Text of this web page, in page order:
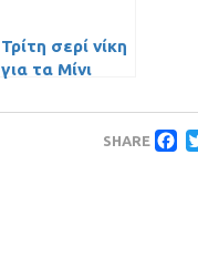
Τρίτη σερί νίκη
για τα Μίνι
SHARE